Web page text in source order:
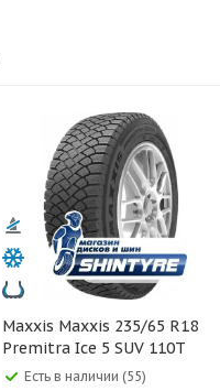
Maxxis Maxxis 235/65 R18
Premitra Ice 5 SUV 110T
Есть в наличии (55)